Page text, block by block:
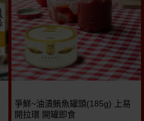
爭鮮~油漬鮪魚罐頭(185g) 上易
開拉環 開罐即食